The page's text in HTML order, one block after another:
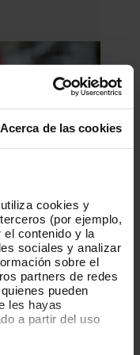
Acerca de las cookies
cookies y
(por ejemplo,
el contenido y la
sociales y analizar
sobre el
partners de redes
pueden
les hayas
a partir del uso
vivienda,